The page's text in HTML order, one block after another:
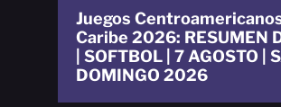
Juegos
Caribe 2026: RESUMEN
| SOFTBOL | 7 AGOSTO |
DOMINGO 2026